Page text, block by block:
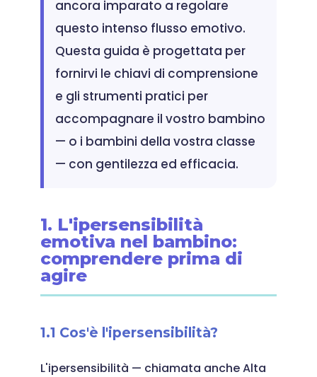
ancora imparato a regolare
questo intenso flusso emotivo.
Questa guida è progettata per
fornirvi le chiavi di comprensione
e gli strumenti pratici per
accompagnare il vostro bambino
— o i bambini della vostra classe
— con gentilezza ed efficacia.
1. L'ipersensibilità
emotiva nel bambino:
comprendere prima di
agire
1.1 Cos'è l'ipersensibilità?
L'ipersensibilità — chiamata anche Alta